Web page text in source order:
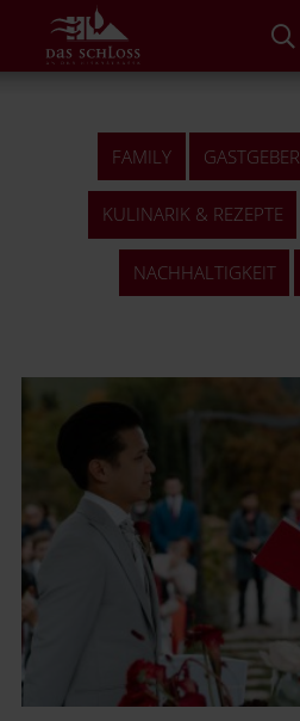
springen
FAMILY GASTGEBER
KULINARIK & REZEPTE
NACHHALTIGKEIT